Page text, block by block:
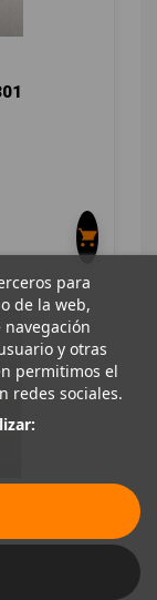
para
de la web,
y otras
permitimos el
redes sociales.